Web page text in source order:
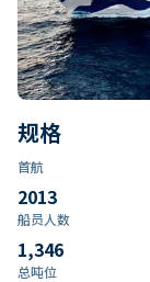
规格
首航
2013
船员人数
1,346
总吨位